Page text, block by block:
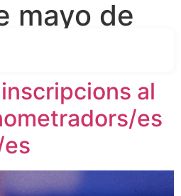
mayo de
al
es